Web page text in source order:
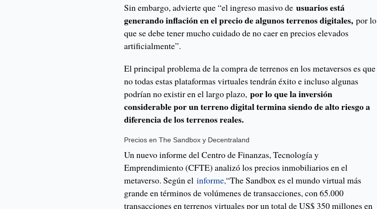
Sin embargo, advierte que “el ingreso masivo deusuarios está
generando inflación en el precio de algunos terrenos digitales, por lo
que se debe tener mucho cuidado de no caer en precios elevados
artificialmente”.
El principal problema de la compra de terrenos en los metaversos es que
no todas estas plataformas virtuales tendrán éxito e incluso algunas
podrían no existir en el largo plazo,por lo que la inversión
considerable por un terreno digital termina siendo de alto riesgo a
diferencia de los terrenos reales.
Precios en The Sandbox y Decentraland
Un nuevo informe del Centro de Finanzas, Tecnología y
Emprendimiento (CFTE) analizó los precios inmobiliarios en el
metaverso. Según elinforme,“The Sandbox es el mundo virtual más
grande en términos de volúmenes de transacciones, con 65.000
transacciones en terrenos virtuales por un total de US$ 350 millones en